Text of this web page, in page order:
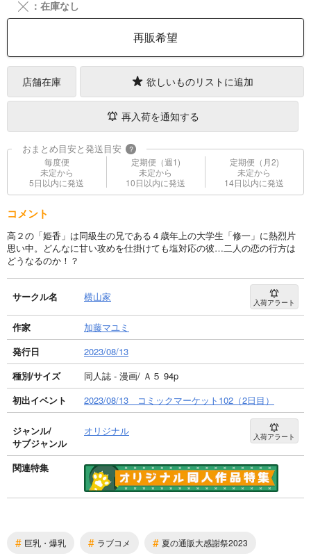
╳ ：在庫なし
再販希望
店舗在庫 欲しいものリストに追加
再入荷を通知する
おまとめ目安と発送目安 ?
毎度便
未定から
5日以内に発送
定期便（週1)
未定から
10日以内に発送
定期便（月2)
未定から
14日以内に発送
コメント
高２の「姫香」は同級生の兄である４歳年上の大学生「修一」に熱烈片
思い中。どんなに甘い攻めを仕掛けても塩対応の彼…二人の恋の行方は
どうなるのか！？
サークル名 横山家 入荷アラート
作家
加藤マユミ
発行日
2023/08/13
種別/サイズ
同人誌 - 漫画/ Ａ５ 94p
初出イベント
2023/08/13 コミックマーケット102（2日目）
ジャンル/
サブジャンル
オリジナル 入荷アラート
関連特集
# 巨乳・爆乳 # ラブコメ # 夏の通販大感謝祭2023